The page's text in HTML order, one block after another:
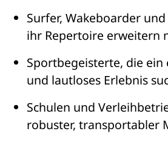
Surfer, Wakeboarder
ihr Repertoire erweitern
Sportbegeisterte, die ein
und lautloses Erlebnis
Schulen und
robuster, transportabler